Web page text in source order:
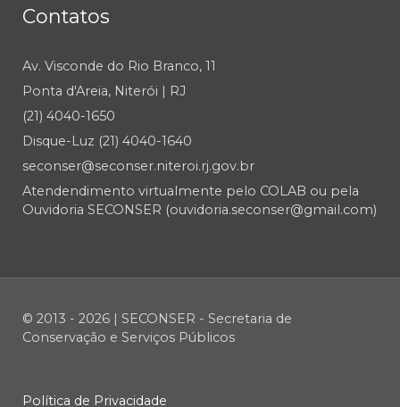
Contatos
Av. Visconde do Rio Branco, 11
Ponta d'Areia, Niterói | RJ
(21) 4040-1650
Disque-Luz (21) 4040-1640
seconser@seconser.niteroi.rj.gov.br
Atendendimento virtualmente pelo COLAB ou pela
Ouvidoria SECONSER (ouvidoria.seconser@gmail.com)
© 2013 - 2026 | SECONSER - Secretaria de
Conservação e Serviços Públicos
Política de Privacidade